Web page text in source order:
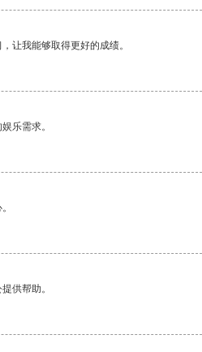
让我能够取得更好的成绩。
乐需求。
供帮助。